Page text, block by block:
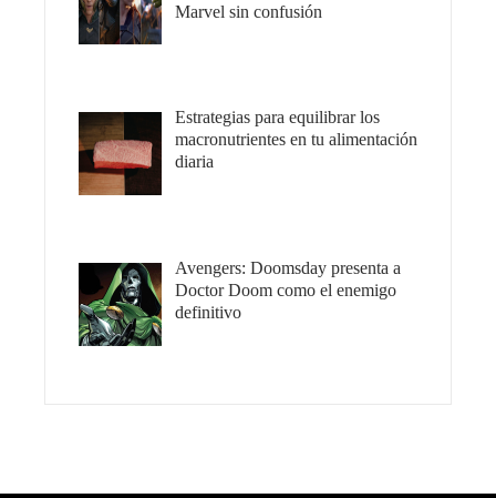
Marvel sin confusión
Estrategias para equilibrar los
macronutrientes en tu alimentación
diaria
Avengers: Doomsday presenta a
Doctor Doom como el enemigo
definitivo